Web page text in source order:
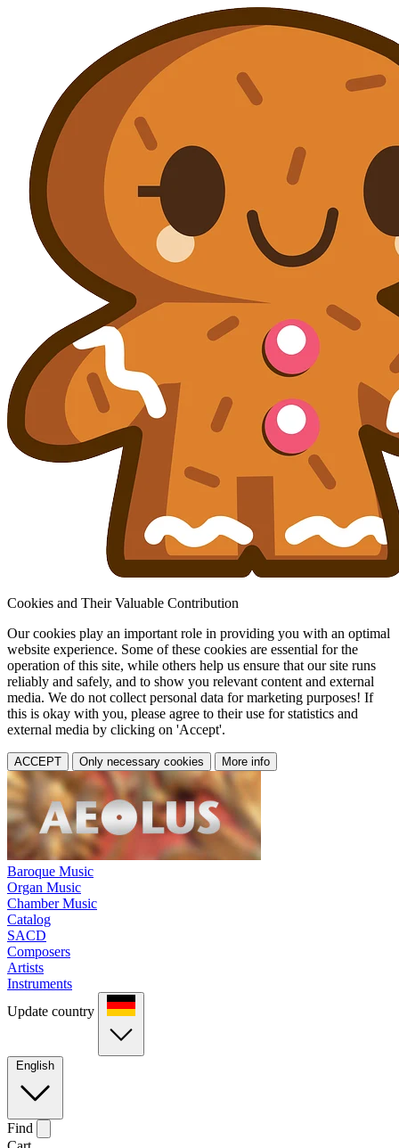
Cookies and Their Valuable Contribution
Our cookies play an important role in providing you with an optimal
website experience. Some of these cookies are essential for the
operation of this site, while others help us ensure that our site runs
reliably and safely, and to show you relevant content and external
media. We do not collect personal data for marketing purposes! If
this is okay with you, please agree to their use for statistics and
external media by clicking on 'Accept'.
ACCEPT Only necessary cookies More info
Baroque Music
Organ Music
Chamber Music
Catalog
SACD
Composers
Artists
Instruments
Update country
English
Find